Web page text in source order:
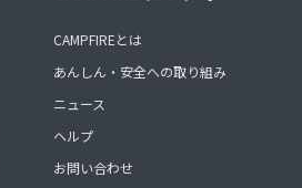
CAMPFIREとは
あんしん・安全への取り組み
ニュース
ヘルプ
お問い合わせ